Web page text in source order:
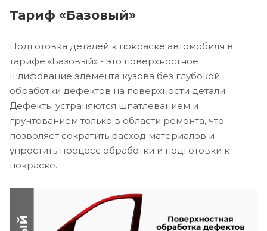
Тариф «Базовый»
Подготовка деталей к покраске автомобиля в
тарифе «Базовый» - это поверхностное
шлифование элемента кузова без глубокой
обработки дефектов на поверхности детали.
Дефекты устраняются шпатлеванием и
грунтованием только в области ремонта, что
позволяет сократить расход материалов и
упростить процесс обработки и подготовки к
покраске.